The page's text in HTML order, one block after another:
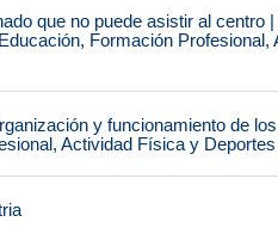
que no puede asistir al
Formación
y funcionamiento de
Actividad Física y